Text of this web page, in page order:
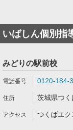
いばしん個別指
みどりの駅前校
0120-184-
茨城県つ
つくばエ